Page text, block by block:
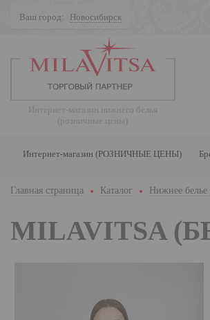
Ваш город: Новосибирск
Интернет-магазин нижнего белья
(розничные цены)
Интернет-магазин (РОЗНИЧНЫЕ ЦЕНЫ)
Главная страница Каталог Нижнее
MILAVITSA